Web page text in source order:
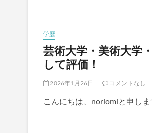
学歴
芸術大学・美術大学
して評価！
2026年1月26日 コメントなし
こんにちは、noriomiと申しま